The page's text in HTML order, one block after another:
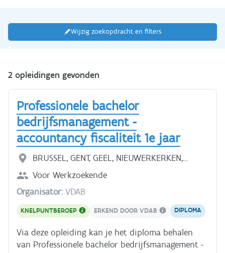
Wijzig zoekopdracht en filters
2 opleidingen gevonden
Professionele bachelor
bedrijfsmanagement -
accountancy fiscaliteit 1e jaar
BRUSSEL, GENT, GEEL, NIEUWERKERKEN,
ANTWERPEN, MECHELEN, DIEPENBEEK,
Voor Werkzoekende
Organisator:VDAB
KNELPUNTBEROEP ERKEND DOOR VDAB DIPLOMA
Via deze opleiding kan je het diploma behalen
van Professionele bachelor bedrijfsmanagement -